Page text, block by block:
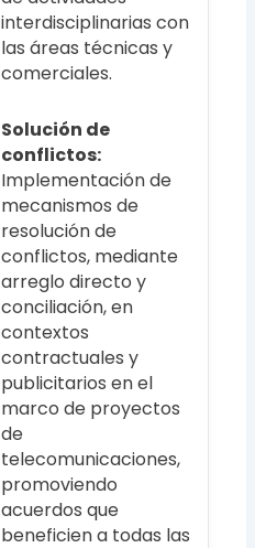
interdisciplinarias con
las áreas técnicas y
comerciales.
Solución de
conflictos:
Implementación de
mecanismos de
resolución de
conflictos, mediante
arreglo directo y
conciliación, en
contextos
contractuales y
publicitarios en el
marco de proyectos
de
telecomunicaciones,
promoviendo
acuerdos que
beneficien a todas las